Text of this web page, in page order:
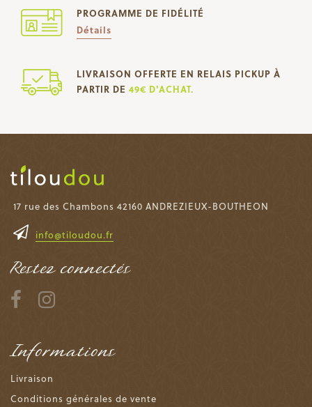
PROGRAMME DE FIDÉLITÉ
Détails
LIVRAISON OFFERTE EN RELAIS PICKUP À
PARTIR DE 49€ D'ACHAT.
17 rue des Chambons 42160 ANDREZIEUX-BOUTHEON
info@tiloudou.fr
Restez connectés
Informations
Livraison
Conditions générales de vente